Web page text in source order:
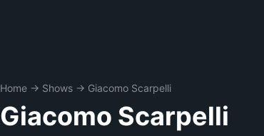
Home → Shows → Giacomo Scarpelli
Giacomo Scarpelli